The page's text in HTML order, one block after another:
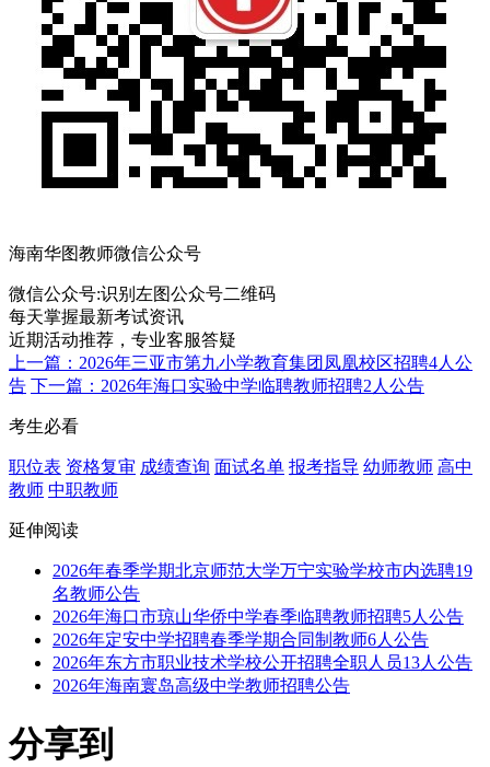
海南华图教师微信公众号
微信公众号:识别左图公众号二维码
每天掌握最新考试资讯
近期活动推荐，专业客服答疑
上一篇：2026年三亚市第九小学教育集团凤凰校区招聘4人公
告 下一篇：2026年海口实验中学临聘教师招聘2人公告
考生必看
职位表 资格复审 成绩查询 面试名单 报考指导 幼师教师 高中
教师 中职教师
延伸阅读
2026年春季学期北京师范大学万宁实验学校市内选聘19
名教师公告
2026年海口市琼山华侨中学春季临聘教师招聘5人公告
2026年定安中学招聘春季学期合同制教师6人公告
2026年东方市职业技术学校公开招聘全职人员13人公告
2026年海南寰岛高级中学教师招聘公告
分享到